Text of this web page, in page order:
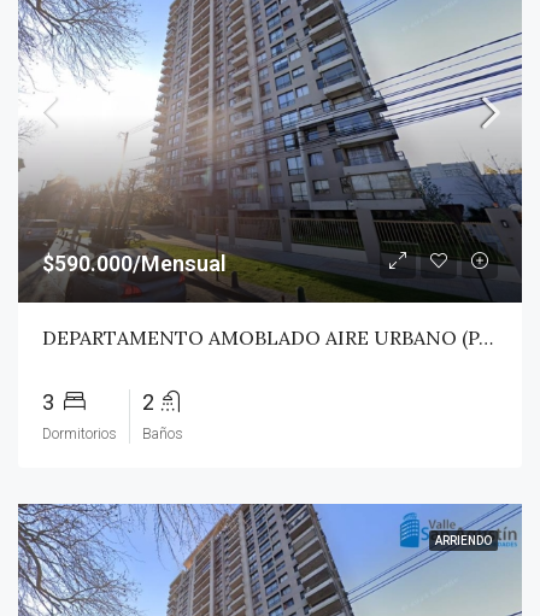
$590.000/Mensual
DEPARTAMENTO AMOBLADO AIRE URBANO (PAZ) – TALCA
3
Dormitorios
2
Baños
ARRIENDO